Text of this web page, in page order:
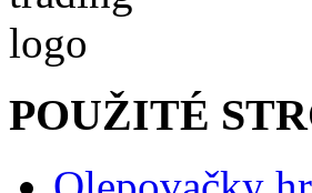
POUŽITÉ